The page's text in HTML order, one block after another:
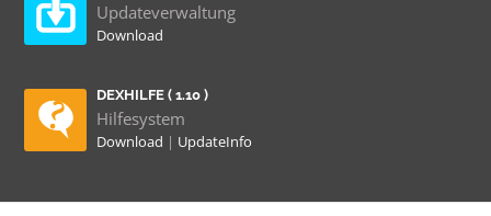
Updateverwaltung
Download
DEXHILFE ( 1.10 )
Hilfesystem
Download | UpdateInfo